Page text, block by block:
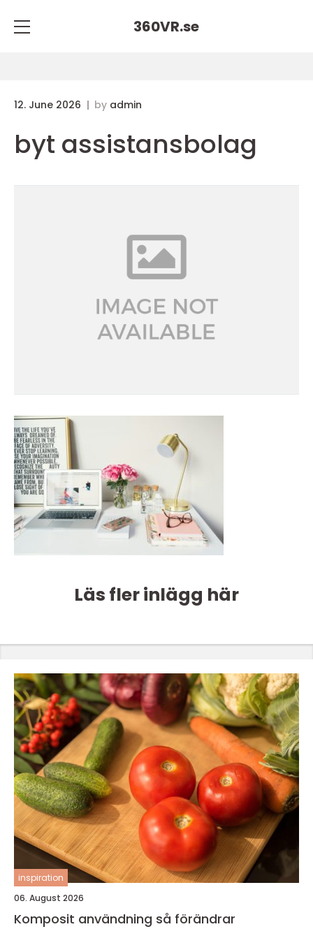
360VR.se
12. June 2026 by admin
byt assistansbolag
Läs fler inlägg här
inspiration
06. August 2026
Komposit användning så förändrar